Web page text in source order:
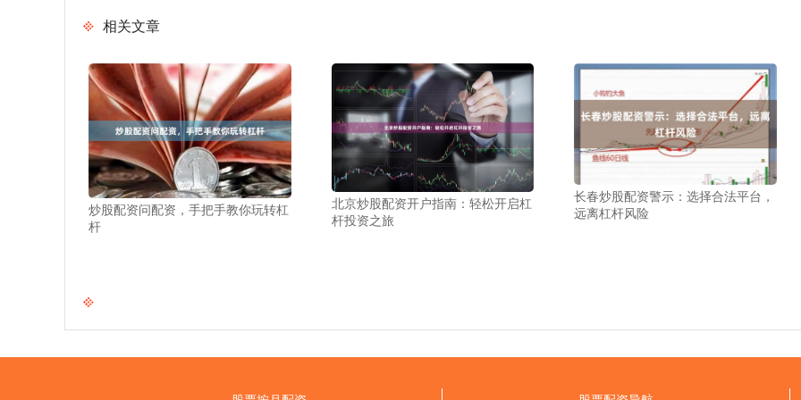
相关文章
炒股配资问配资，手把手教你玩转杠
杆
北京炒股配资开户指南：轻松开启杠
杆投资之旅
长春炒股配资警示：选择合法平台，
远离杠杆风险